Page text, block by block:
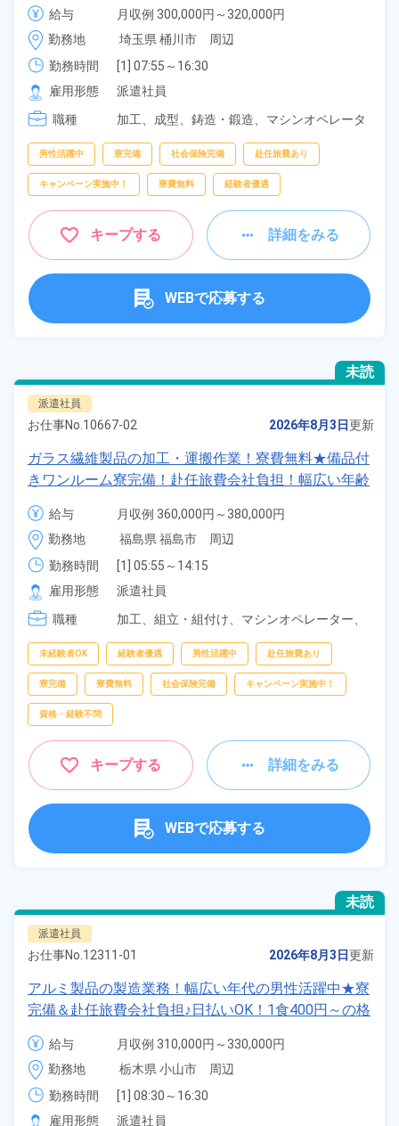
ー通勤可！作業着無償貸与◎《埼玉県桶川市》
給与
月収例 300,000円～320,000円
時給 1,600円～1,600円
勤務地
埼玉県 桶川市　周辺
勤務時間
[1] 07:55～16:30
[2] 06:25～15:00
[3] 14:55～23:30
雇用形態
派遣社員
職種
加工、 成型、 鋳造・鍛造、 マシンオペレータ
男性活躍中 寮完備 社会保険完備 赴任旅費あり
キャンペーン実施中！ 寮費無料 経験者優遇
キープする 詳細をみる
WEBで応募する
未読
派遣社員
お仕事No. 10667-02 2026年8月3日更新
ガラス繊維製品の加工・運搬作業！寮費無料★備品付
きワンルーム寮完備！赴任旅費会社負担！幅広い年齢
の男性活躍中★正社員登用制度あり！日払い制度あ
り！《福島県福島市》
給与
月収例 360,000円～380,000円
時給 1,625円～1,625円
勤務地
福島県 福島市　周辺
勤務時間
[1] 05:55～14:15
[2] 13:55～22:15
[3] 21:55～06:15
[4] 08:20～16:45
雇用形態
派遣社員
職種
加工、 組立・組付け、 マシンオペレーター、
掛け
未経験者OK 経験者優遇 男性活躍中 赴任旅費あり
寮完備 寮費無料 社会保険完備 キャンペーン実施中！
資格・経験不問
キープする 詳細をみる
WEBで応募する
未読
派遣社員
お仕事No. 12311-01 2026年8月3日更新
アルミ製品の製造業務！幅広い年代の男性活躍中★寮
完備＆赴任旅費会社負担♪日払いOK！1食400円～の格
安食堂有り！マイカー通勤OK！《栃木県小山市》
給与
月収例 310,000円～330,000円
時給 1,600円～1,600円
勤務地
栃木県 小山市　周辺
勤務時間
[1] 08:30～16:30
[2] 15:00～23:30
雇用形態
派遣社員